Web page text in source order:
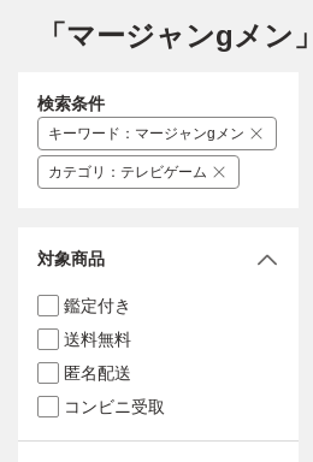
「マージャンgメン」
検索条件
キーワード ： マージャンgメン
カテゴリ ： テレビゲーム
対象商品
鑑定付き
送料無料
匿名配送
コンビニ受取